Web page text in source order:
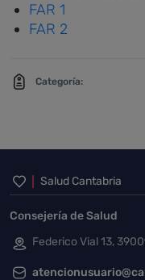
FAR 1
FAR 2
Categoría:
Inicio del
Salud Cantabria
Consejería de Salud
Federico Vial 13,